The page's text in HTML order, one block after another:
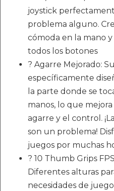
joystick
problema alguno.
cómoda en la mano
todos los botones
? Agarre Mejorado:
específicamente
la parte donde se
manos, lo que
agarre y el control.
son un problema!
juegos por muchas
? 10 Thumb Grips
Diferentes alturas
necesidades de